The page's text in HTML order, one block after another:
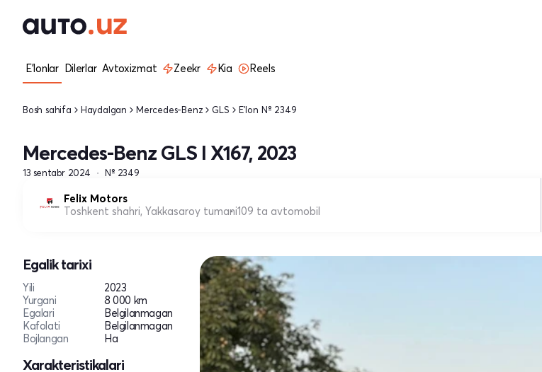
E'lonlar Dilerlar Avtoxizmat Zeekr Kia Reels
Bosh sahifa Haydalgan Mercedes-Benz GLS E'lon № 2349
Mercedes-Benz GLS I X167, 2023
13 sentabr 2024 № 2349
Felix Motors
Toshkent shahri, Yakkasaroy tumani109 ta avtomobil
Egalik tarixi
Yili
2023
Yurgani
8 000 km
Egalari
Belgilanmagan
Kafolati
Belgilanmagan
Bojlangan
Ha
Xarakteristikalari